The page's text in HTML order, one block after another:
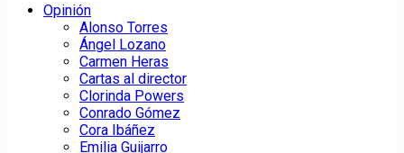
Opinión
Alonso Torres
Ángel Lozano
Carmen Heras
Cartas al director
Clorinda Powers
Conrado Gómez
Cora Ibáñez
Emilia Guijarro